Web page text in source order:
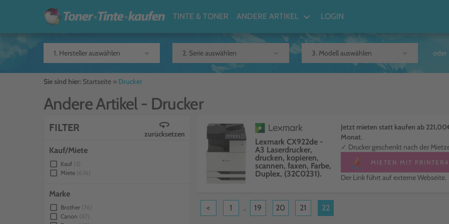
TINTE & TONER ANDERE ARTIKEL keyboard_arrow_down LOGIN
oder
Sie sind hier: Startseite » Drucker
Andere Artikel - Drucker
FILTER 360
zurücksetzen
Kauf/Miete
check_box_outline_blank Kauf
check_box_outline_blank Miete
Marke
check_box_outline_blank Brother
check_box_outline_blank Canon
Lexmark CX922de -
A3 Laserdrucker,
drucken, kopieren,
scannen, faxen, Farbe,
Duplex, (32C0231).
Jetzt mieten statt kaufen ab
Monat.
✓ Drucker geschenkt nach der
MIETEN MIT
Der Link führt auf externe Webseite.
< 1 .. 19 20 21 22